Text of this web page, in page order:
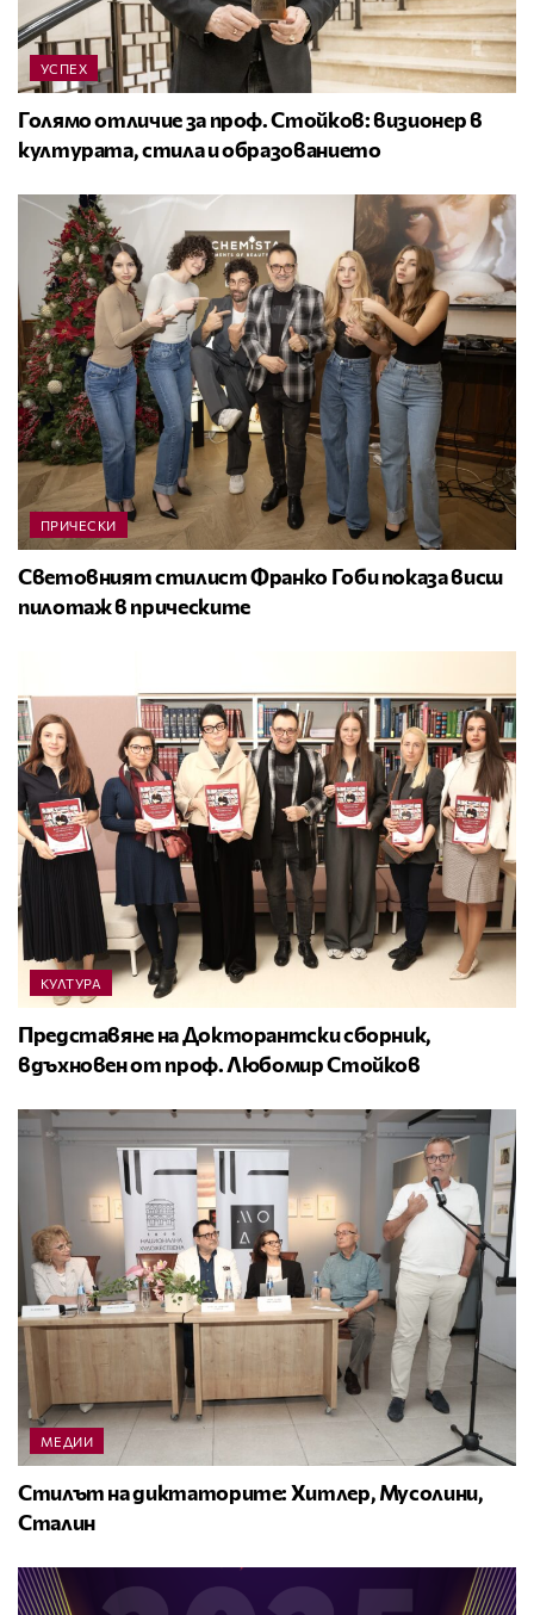
УСПЕХ
Голямо отличие за проф. Стойков: визионер в
културата, стила и образованието
ПРИЧЕСКИ
Световният стилист Франко Гоби показа висш
пилотаж в прическите
КУЛТУРА
Представяне на Докторантски сборник,
вдъхновен от проф. Любомир Стойков
МЕДИИ
Стилът на диктаторите: Хитлер, Мусолини,
Сталин